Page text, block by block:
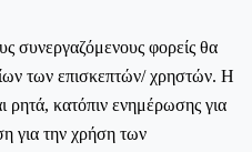
συνεργαζόμενους φορείς θα
των επισκεπτών/ χρηστών. Η
ρητά, κατόπιν ενημέρωσης για
για την χρήση των